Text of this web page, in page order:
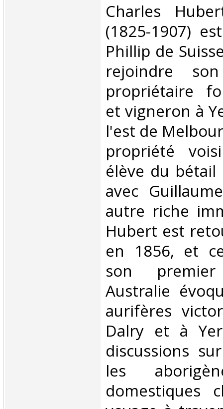
‎Charles
(1825-1907)
Phillip de
rejoindre
propriétaire
et vigneron à
l'est de
propriété
élève du
avec
autre riche
Hubert est
en 1856, et
son
Australie
aurifères
Dalry et à
discussions
les
domestiques